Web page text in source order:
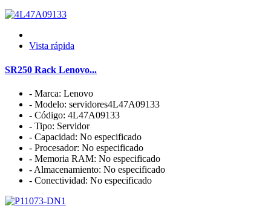
Vista rápida
SR250 Rack Lenovo...
- Marca: Lenovo
- Modelo: servidores4L47A09133
- Código: 4L47A09133
- Tipo: Servidor
- Capacidad: No especificado
- Procesador: No especificado
- Memoria RAM: No especificado
- Almacenamiento: No especificado
- Conectividad: No especificado